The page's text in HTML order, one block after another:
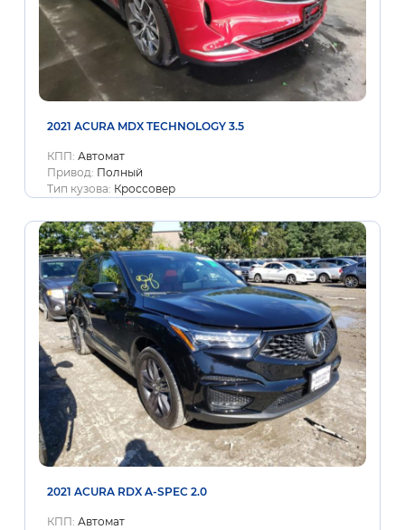
2021 ACURA MDX TECHNOLOGY 3.5
КПП: Автомат
Привод: Полный
Тип кузова: Кроссовер
2021 ACURA RDX A-SPEC 2.0
КПП: Автомат